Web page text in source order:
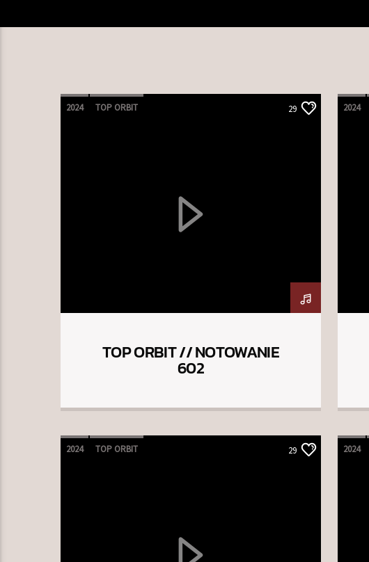
2024 TOP ORBIT 29
TOP ORBIT // NOTOWANIE
602
2024
2024 TOP ORBIT 29 2024